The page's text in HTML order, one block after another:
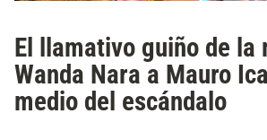
El llamativo guiño de la
Wanda Nara a Mauro
medio del escándalo